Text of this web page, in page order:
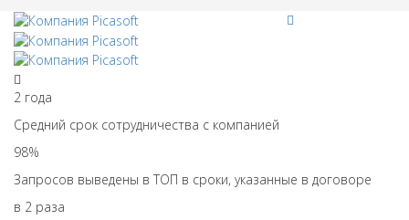
2 года
Средний срок сотрудничества с компанией
98%
Запросов выведены в ТОП в сроки, указанные в договоре
в 2 раза